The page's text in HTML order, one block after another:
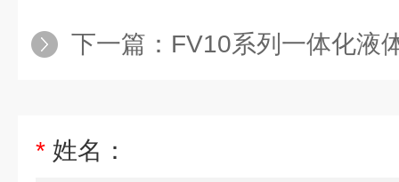
下一篇： FV10系列一体化液
* 姓名：